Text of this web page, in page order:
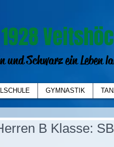
1928
und Schwarz ein Leben
GYMNASTIK
B Klasse: